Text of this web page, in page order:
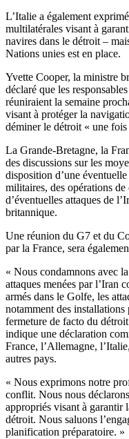
L’Italie a également
multilatérales visant à
navires dans le détroit –
Nations unies est en place.
Yvette Cooper, la ministre
déclaré que les
réuniraient la semaine
visant à protéger la
déminer le détroit « une
La Grande-Bretagne, la
des discussions sur les
disposition d’une
militaires, des opérations de
d’éventuelles attaques de
britannique.
Une réunion du G7 et du
par la France, sera
« Nous condamnons avec
attaques menées par l’Iran
armés dans le Golfe, les
notamment des installations
fermeture de facto du
indique une déclaration
France, l’Allemagne,
autres pays.
« Nous exprimons notre
conflit. Nous nous
appropriés visant à garantir
détroit. Nous saluons
planification préparatoire. »